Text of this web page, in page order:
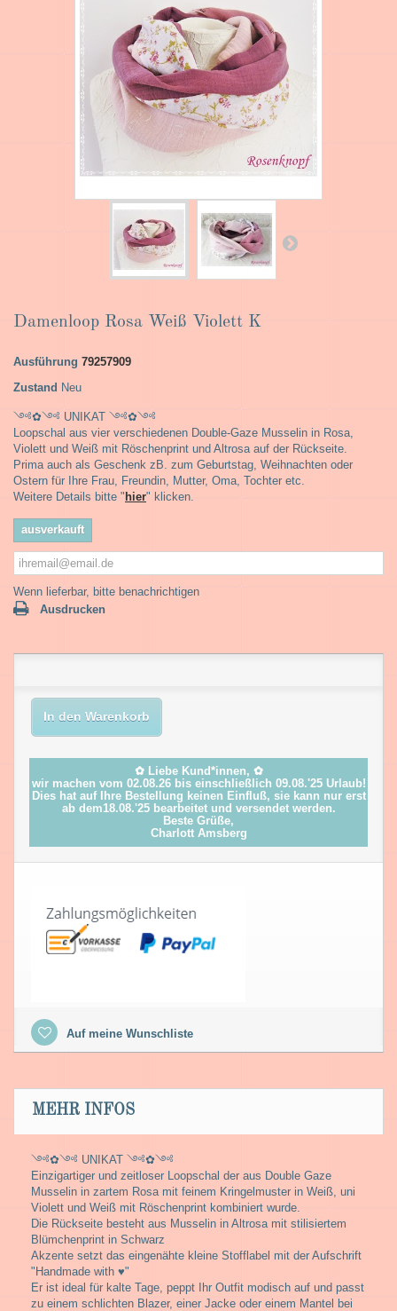
Damenloop Rosa Weiß Violett K
Ausführung 79257909
Zustand Neu
༺✿༺ UNIKAT ༺✿༺
Loopschal aus vier verschiedenen Double-Gaze Musselin in Rosa,
Violett und Weiß mit Röschenprint und Altrosa auf der Rückseite.
Prima auch als Geschenk zB. zum Geburtstag, Weihnachten oder
Ostern für Ihre Frau, Freundin, Mutter, Oma, Tochter etc.
Weitere Details bitte "hier" klicken.
ausverkauft
Wenn lieferbar, bitte benachrichtigen
Ausdrucken
In den Warenkorb
✿ Liebe Kund*innen, ✿
wir machen vom 02.08.26 bis einschließlich 09.08.'25 Urlaub!
Dies hat auf Ihre Bestellung keinen Einfluß, sie kann nur erst
ab dem18.08.'25 bearbeitet und versendet werden.
Beste Grüße,
Charlott Amsberg
Auf meine Wunschliste
MEHR INFOS
༺✿༺ UNIKAT ༺✿༺
Einzigartiger und zeitloser Loopschal der aus Double Gaze
Musselin in zartem Rosa mit feinem Kringelmuster in Weiß, uni
Violett und Weiß mit Röschenprint kombiniert wurde.
Die Rückseite besteht aus Musselin in Altrosa mit stilisiertem
Blümchenprint in Schwarz
Akzente setzt das eingenähte kleine Stofflabel mit der Aufschrift
"Handmade with ♥"
Er ist ideal für kalte Tage, peppt Ihr Outfit modisch auf und passt
zu einem schlichten Blazer, einer Jacke oder einem Mantel bei